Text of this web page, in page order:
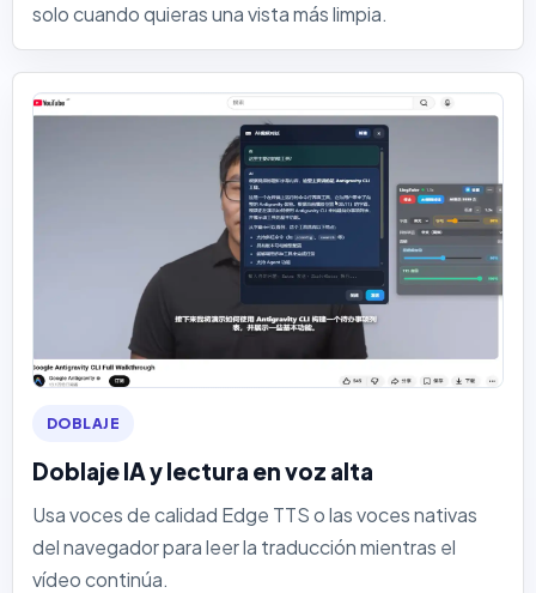
solo cuando quieras una vista más limpia.
DOBLAJE
Doblaje IA y lectura en voz alta
Usa voces de calidad Edge TTS o las voces nativas
del navegador para leer la traducción mientras el
vídeo continúa.